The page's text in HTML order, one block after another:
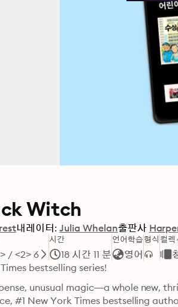
Witch
내레이터: Julia Whelan출판사
/ <2> 6
시간
18 시간 11 분
언어학습
영어
형식 컬렉
bestselling series!
unusual magic—a whole new,
#1 New York Times bestselling